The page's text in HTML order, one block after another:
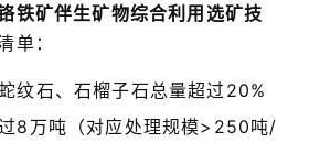
铁矿伴生矿物综合利用选矿技
单：
纹石、石榴子石总量超过20%
8万吨（对应处理规模>250吨/